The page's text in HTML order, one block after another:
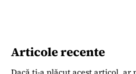
Articole recente